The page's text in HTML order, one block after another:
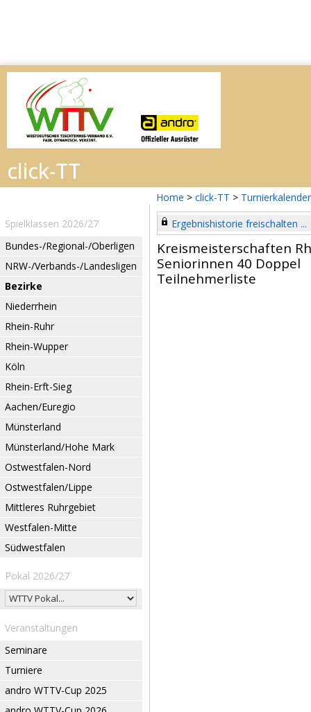
Home > click-TT > Turnierkalender
Spielklassen 2026/27
Bundes-/Regional-/Oberligen
NRW-/Verbands-/Landesligen
Bezirke
Niederrhein
Rhein-Ruhr
Rhein-Wupper
Köln
Rhein-Erft-Sieg
Aachen/Euregio
Münsterland
Münsterland/Hohe Mark
Ostwestfalen-Nord
Ostwestfalen/Lippe
Mittleres Ruhrgebiet
Westfalen-Mitte
Südwestfalen
Pokal 2026/27
Veranstaltungen
Seminare
Turniere
andro WTTV-Cup 2025
Ergebnishistorie freischalten ...
Kreismeisterschaften
Seniorinnen 40 Doppel
Teilnehmerliste